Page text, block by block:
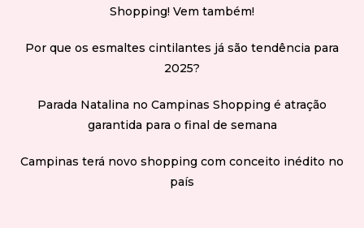
Shopping! Vem também!
Por que os esmaltes cintilantes já são tendência para
2025?
Parada Natalina no Campinas Shopping é atração
garantida para o final de semana
Campinas terá novo shopping com conceito inédito no
país